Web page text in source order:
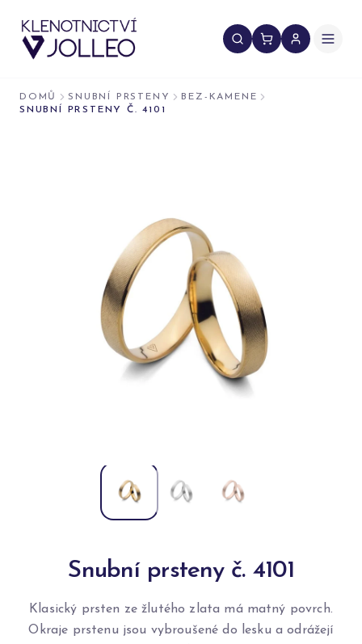
DOMŮ SNUBNÍ PRSTENY
BEZ-KAMENE
SNUBNÍ PRSTENY Č. 4101
Snubní prsteny č. 4101
Klasický prsten ze žlutého zlata má matný povrch.
Okraje prstenu jsou vybroušené do lesku a odrážejí